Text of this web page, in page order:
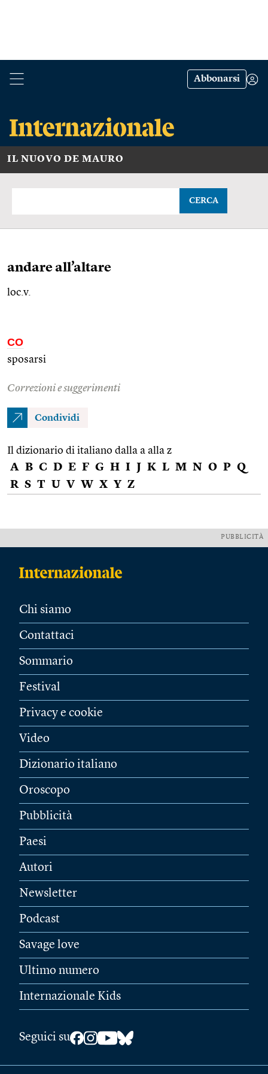
Abbonarsi
IL NUOVO DE MAURO
CERCA
andare all’altare
loc.v.
CO
sposarsi
Correzioni e suggerimenti
Condividi
Il dizionario di italiano dalla a alla z
A B C D E F G H I J K L M N O P Q
R S T U V W X Y Z
PUBBLICITÀ
Chi siamo
Contattaci
Sommario
Festival
Privacy e cookie
Video
Dizionario italiano
Oroscopo
Pubblicità
Paesi
Autori
Newsletter
Podcast
Savage love
Ultimo numero
Internazionale Kids
Seguici su